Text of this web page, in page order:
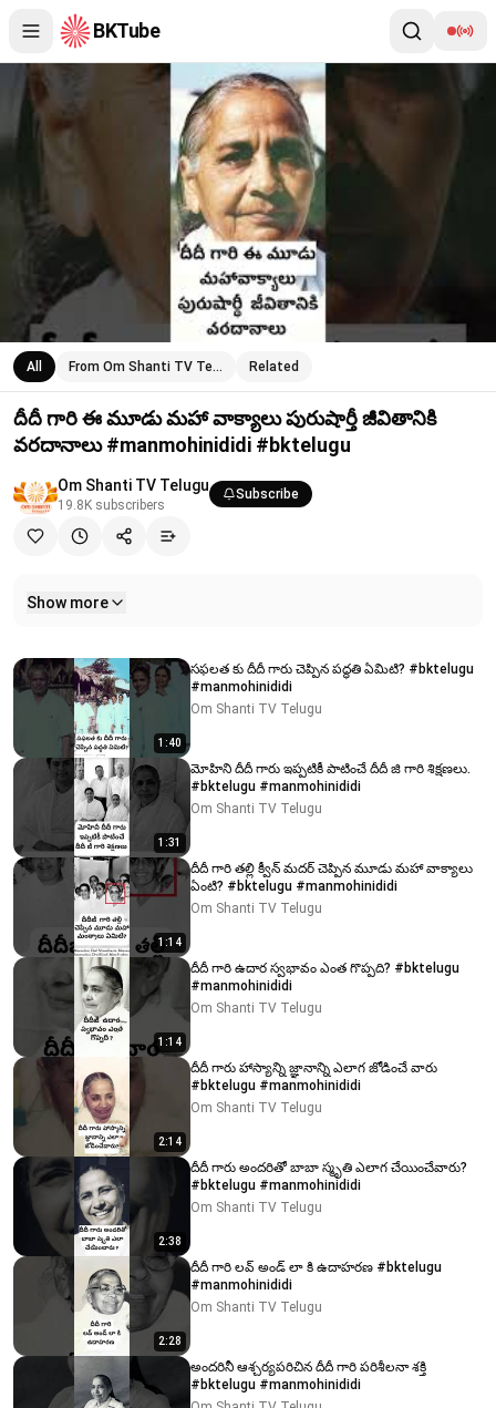
BKTube
దీదీ గారి ఈ మూడు మహా వాక్యాలు పురుషార్తీ జీవితానికి వరదానాలు
All From Om Shanti TV Te… Related
దీదీ గారి ఈ మూడు మహా వాక్యాలు పురుషార్తీ జీవితానికి
వరదానాలు #manmohinididi #bktelugu
Om Shanti TV Telugu
19.8K subscribers
Subscribe
Show more
Related videos
1:40
సఫలత కు దీదీ గారు చెప్పిన పద్ధతి ఏమిటి? #bktelugu
#manmohinididi
Om Shanti TV Telugu
1:31
మోహిని దీదీ గారు ఇప్పటికీ పాటించే దీదీ జి గారి శిక్షణలు.
#bktelugu #manmohinididi
Om Shanti TV Telugu
1:14
దీదీ గారి తల్లి క్వీన్ మదర్ చెప్పిన మూడు మహా వాక్యాలు
ఏంటి? #bktelugu #manmohinididi
Om Shanti TV Telugu
1:14
దీదీ గారి ఉదార స్వభావం ఎంత గొప్పది? #bktelugu
#manmohinididi
Om Shanti TV Telugu
2:14
దీదీ గారు హాస్యాన్ని జ్ఞానాన్ని ఎలాగ జోడించే వారు
#bktelugu #manmohinididi
Om Shanti TV Telugu
2:38
దీదీ గారు అందరితో బాబా స్మృతి ఎలాగ చేయించేవారు?
#bktelugu #manmohinididi
Om Shanti TV Telugu
2:28
దీదీ గారి లవ్ అండ్ లా కి ఉదాహరణ #bktelugu
#manmohinididi
Om Shanti TV Telugu
అందరినీ ఆశ్చర్యపరిచిన దీదీ గారి పరిశీలనా శక్తి
#bktelugu #manmohinididi